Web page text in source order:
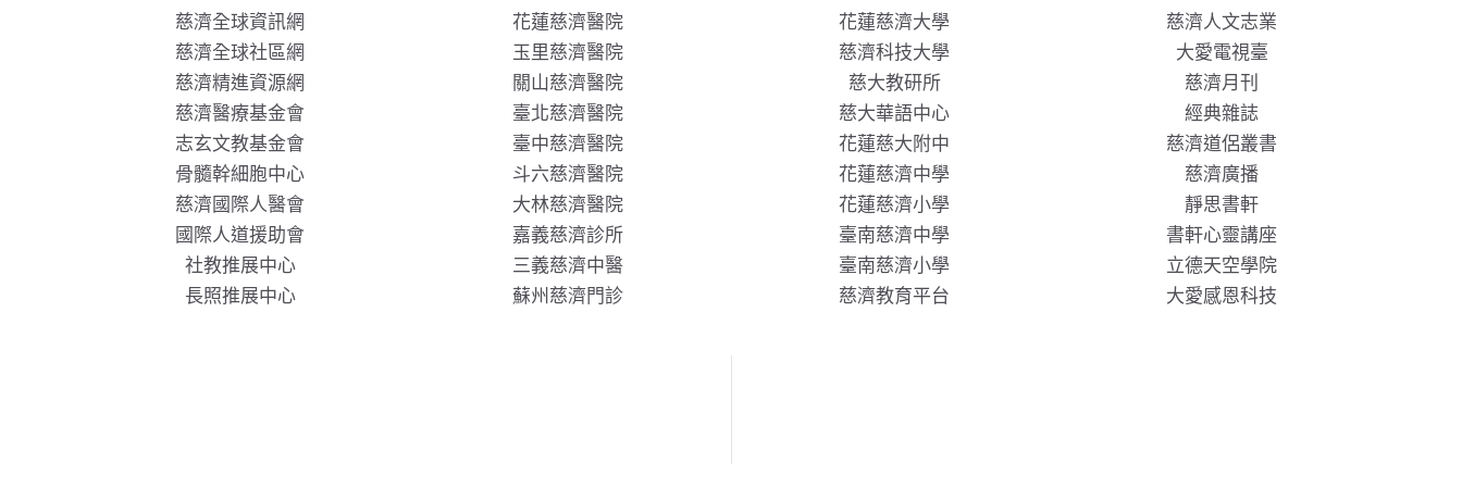
慈濟全球資訊網
慈濟全球社區網
慈濟精進資源網
慈濟醫療基金會
志玄文教基金會
骨髓幹細胞中心
慈濟國際人醫會
國際人道援助會
社教推展中心
長照推展中心
花蓮慈濟醫院
玉里慈濟醫院
關山慈濟醫院
臺北慈濟醫院
臺中慈濟醫院
斗六慈濟醫院
大林慈濟醫院
嘉義慈濟診所
三義慈濟中醫
蘇州慈濟門診
花蓮慈濟大學
慈濟科技大學
慈大教研所
慈大華語中心
花蓮慈大附中
花蓮慈濟中學
花蓮慈濟小學
臺南慈濟中學
臺南慈濟小學
慈濟教育平台
慈濟人文志業
大愛電視臺
慈濟月刊
經典雜誌
慈濟道侶叢書
慈濟廣播
靜思書軒
書軒心靈講座
立德天空學院
大愛感恩科技